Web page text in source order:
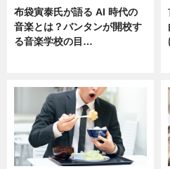
布袋寅泰氏が語る AI 時代の
音楽とは？バンタンが開校す
る音楽学校の目…